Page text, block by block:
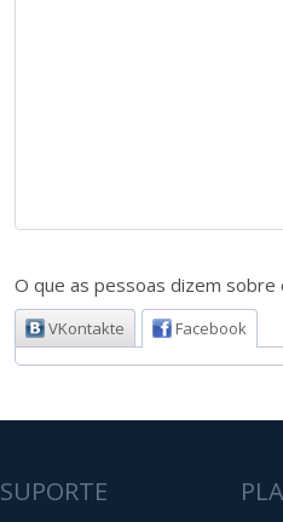
O que as pessoas dizem
VKontakte Facebook
SUPORTE